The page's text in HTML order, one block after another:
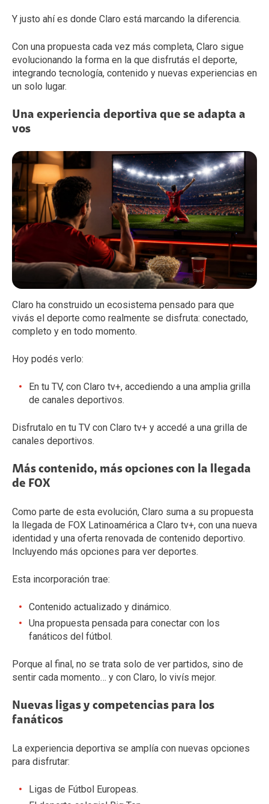
Y justo ahí es donde Claro está marcando la diferencia.
Con una propuesta cada vez más completa, Claro sigue
evolucionando la forma en la que disfrutás el deporte,
integrando tecnología, contenido y nuevas experiencias en
un solo lugar.
Una experiencia deportiva que se adapta a
vos
Claro ha construido un ecosistema pensado para que
vivás el deporte como realmente se disfruta: conectado,
completo y en todo momento.
Hoy podés verlo:
En tu TV, con Claro tv+, accediendo a una amplia grilla
de canales deportivos.
Disfrutalo en tu TV con Claro tv+ y accedé a una grilla de
canales deportivos.
Más contenido, más opciones con la llegada
de FOX
Como parte de esta evolución, Claro suma a su propuesta
la llegada de FOX Latinoamérica a Claro tv+, con una nueva
identidad y una oferta renovada de contenido deportivo.
Incluyendo más opciones para ver deportes.
Esta incorporación trae:
Contenido actualizado y dinámico.
Una propuesta pensada para conectar con los
fanáticos del fútbol.
Porque al final, no se trata solo de ver partidos, sino de
sentir cada momento… y con Claro, lo vivís mejor.
Nuevas ligas y competencias para los
fanáticos
La experiencia deportiva se amplía con nuevas opciones
para disfrutar:
Ligas de Fútbol Europeas.